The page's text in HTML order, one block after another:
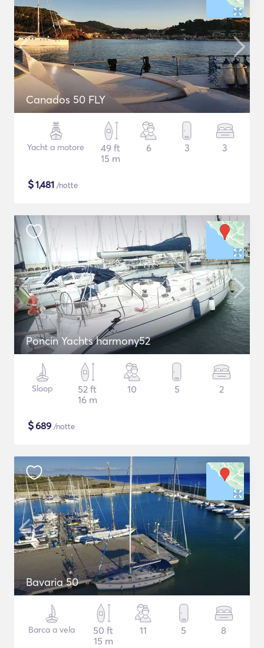
Canados 50 FLY
Yacht a motore
49 ft
15 m
6 3 3
$1,481 /notte
Poncin Yachts harmony52
Sloop
52 ft
16 m
10 5 2
$689 /notte
Bavaria 50
Barca a vela
50 ft
15 m
11 5 8